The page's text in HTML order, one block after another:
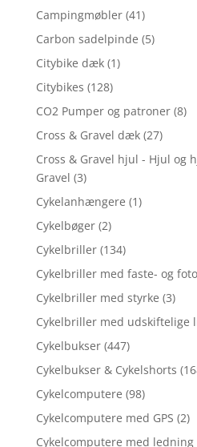
Campingmøbler (41)
Carbon sadelpinde (5)
Citybike dæk (1)
Citybikes (128)
CO2 Pumper og patroner (8)
Cross & Gravel dæk (27)
Cross & Gravel hjul - Hjul og
Gravel (3)
Cykelanhængere (1)
Cykelbøger (2)
Cykelbriller (134)
Cykelbriller med faste- og
Cykelbriller med styrke (3)
Cykelbriller med udskiftelige
Cykelbukser (447)
Cykelbukser & Cykelshorts
Cykelcomputere (98)
Cykelcomputere med GPS (2)
Cykelcomputere med ledning